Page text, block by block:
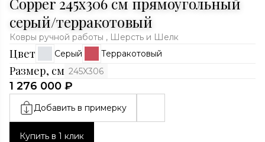
серый/терракотовый
Ковры ручной работы , Шерсть и Шелк
Цвет Серый Терракотовый
Размер, см 245X306
1 276 000 ₽
Добавить в примерку
Купить в 1 клик